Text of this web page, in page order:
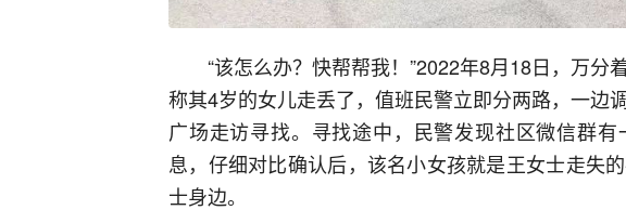
“该怎么办？快帮帮我！”2022年8月18日，万分
称其4岁的女儿走丢了，值班民警立即分两路，一边
广场走访寻找。寻找途中，民警发现社区微信群
息，仔细对比确认后，该名小女孩就是王女士走失
士身边。